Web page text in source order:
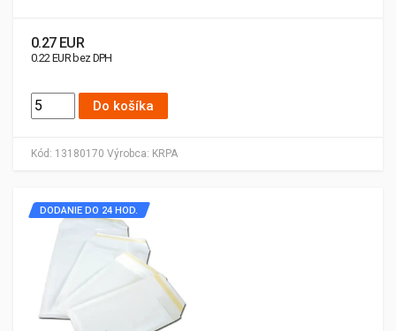
Kód: 13180170 Výrobca: KRPA
0.27 EUR
0.22 EUR bez DPH
Do košíka
DODANIE DO 24 HOD.